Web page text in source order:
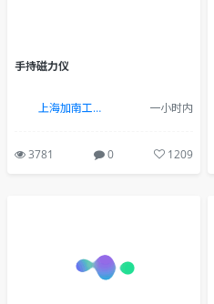
手持磁力仪
上海加南工业设计有限公司 一小时内
3781 0 1209